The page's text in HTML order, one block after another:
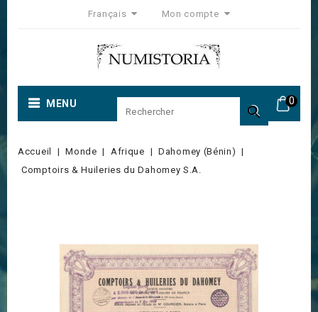
Français Mon compte
0
MENU 
Accueil Monde Afrique
Dahomey (Bénin)
Comptoirs & Huileries du Dahomey S.A.